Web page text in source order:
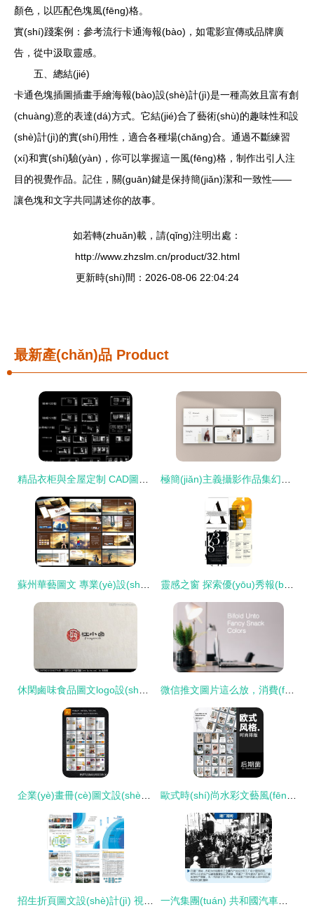
顏色，以匹配色塊風(fēng)格。
實(shí)踐案例：參考流行卡通海報(bào)，如電影宣傳或品牌廣
告，從中汲取靈感。
五、總結(jié)
卡通色塊插圖插畫手繪海報(bào)設(shè)計(jì)是一種高效且富有創
(chuàng)意的表達(dá)方式。它結(jié)合了藝術(shù)的趣味性和設
(shè)計(jì)的實(shí)用性，適合各種場(chǎng)合。通過不斷練習
(xí)和實(shí)驗(yàn)，你可以掌握這一風(fēng)格，制作出引人注
目的視覺作品。記住，關(guān)鍵是保持簡(jiǎn)潔和一致性——
讓色塊和文字共同講述你的故事。
如若轉(zhuǎn)載，請(qǐng)注明出處：
http://www.zhzslm.cn/product/32.html
更新時(shí)間：2026-08-06 22:04:24
最新產(chǎn)品 Product